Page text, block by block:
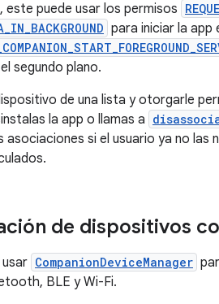
este puede usar los permisos
para iniciar la app
segundo plano.
de una lista y otorgarle
la app o llamas a
si el usuario ya no las
de dispositivos
CompanionDeviceManager
BLE y Wi-Fi.